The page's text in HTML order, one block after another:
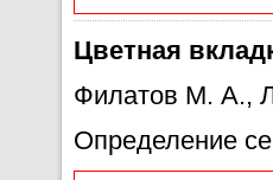
Цветная
Филатов М. А.,
Определение